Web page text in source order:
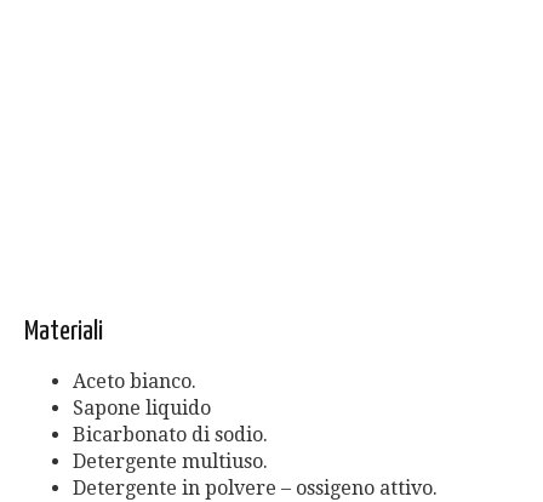
Materiali
Aceto bianco.
Sapone liquido
Bicarbonato di sodio.
Detergente multiuso.
Detergente in polvere – ossigeno attivo.